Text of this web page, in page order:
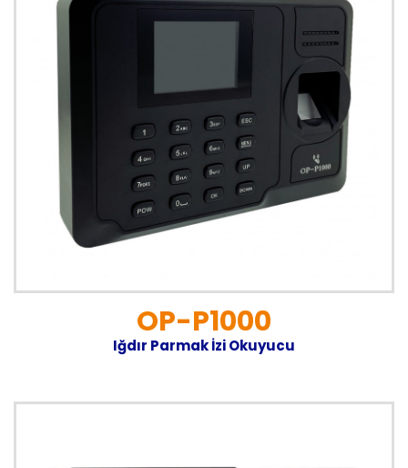
OP-P1000
Iğdır Parmak İzi Okuyucu